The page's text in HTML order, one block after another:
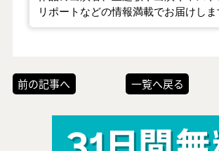
リポートなどの情報満載でお届けしま
前の記事へ 一覧へ戻る